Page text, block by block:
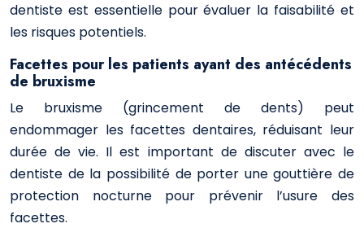
dentiste est essentielle pour évaluer la faisabilité et
les risques potentiels.
Facettes pour les patients ayant des antécédents
de bruxisme
Le bruxisme (grincement de dents) peut
endommager les facettes dentaires, réduisant leur
durée de vie. Il est important de discuter avec le
dentiste de la possibilité de porter une gouttière de
protection nocturne pour prévenir l’usure des
facettes.